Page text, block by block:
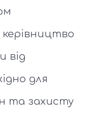
від
для
та захисту